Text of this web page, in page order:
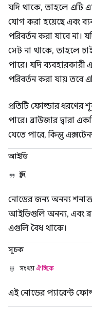
যদি থাকে, তাহলে এটি
যোগ করা হয়েছে এবং
পরিবর্তন করা যাবে না।
সেট না থাকে, তাহলে
পারে। যদি ব্যবহারকারী
পরিবর্তন করা যায় তবে
প্রতিটি ফোল্ডার
পারে। ব্রাউজার দ্বারা
যেতে পারে, কিন্তু
আইডি
স্ট্রিং
নোডের জন্য অনন্য
আইডিগুলি অনন্য, এবং
এগুলি বৈধ থাকে।
সূচক
সংখ্যাঐচ্ছিক
এই নোডের প্যারেন্ট